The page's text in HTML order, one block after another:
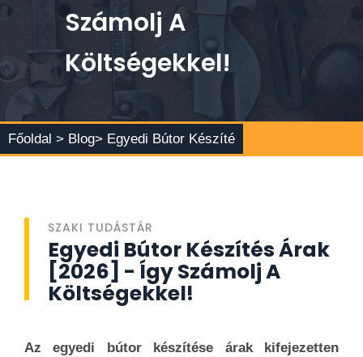
Számolj A
Költségekkel!
Főoldal > Blog> Egyedi Bútor Készíté
SZAKI TUDÁSTÁR
Egyedi Bútor Készítés Árak
[2026] - Így Számolj A
Költségekkel!
Az egyedi bútor készítése árak kifejezetten